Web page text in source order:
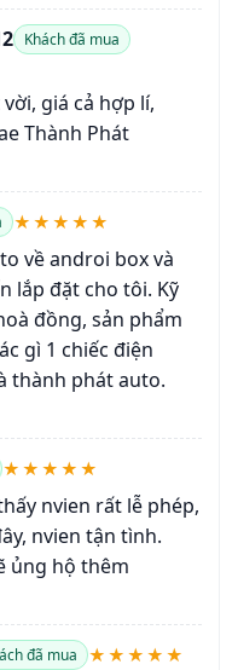
Khách đã mua
giá cả hợp lí,
Thành Phát
★★★★★
về androi box và
lắp đặt cho tôi. Kỹ
đồng, sản phẩm
gì 1 chiếc điện
thành phát auto.
★★★★★
nvien rất lễ phép,
nvien tận tình.
ủng hộ thêm
đã mua ★★★★★